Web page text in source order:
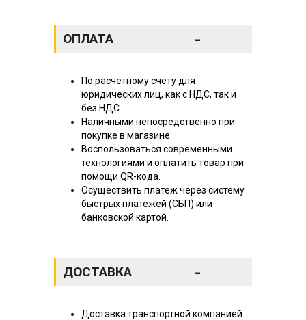
ОПЛАТА -
По расчетному счету для
юридических лиц, как с НДС, так и
без НДС.
Наличными непосредственно при
покупке в магазине.
Воспользоваться современными
технологиями и оплатить товар при
помощи QR-кода.
Осуществить платеж через систему
быстрых платежей (СБП) или
банковской картой.
ДОСТАВКА -
Доставка транспортной компанией